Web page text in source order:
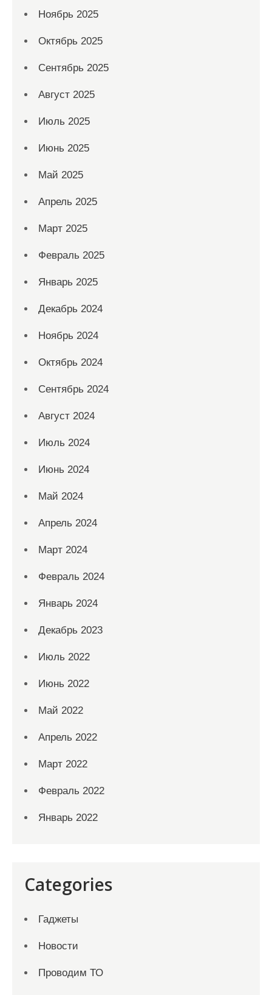
Ноябрь 2025
Октябрь 2025
Сентябрь 2025
Август 2025
Июль 2025
Июнь 2025
Май 2025
Апрель 2025
Март 2025
Февраль 2025
Январь 2025
Декабрь 2024
Ноябрь 2024
Октябрь 2024
Сентябрь 2024
Август 2024
Июль 2024
Июнь 2024
Май 2024
Апрель 2024
Март 2024
Февраль 2024
Январь 2024
Декабрь 2023
Июль 2022
Июнь 2022
Май 2022
Апрель 2022
Март 2022
Февраль 2022
Январь 2022
Categories
Гаджеты
Новости
Проводим ТО